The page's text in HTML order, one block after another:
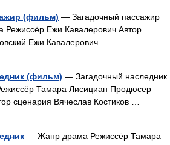
(фильм) — Загадочный пассажир
Ежи Кавалерович Автор
Ежи Кавалерович …
(фильм) — Загадочный наследник
Тамара Лисициан Продюсер
сценария Вячеслав Костиков …
— Жанр драма Режиссёр Тамара